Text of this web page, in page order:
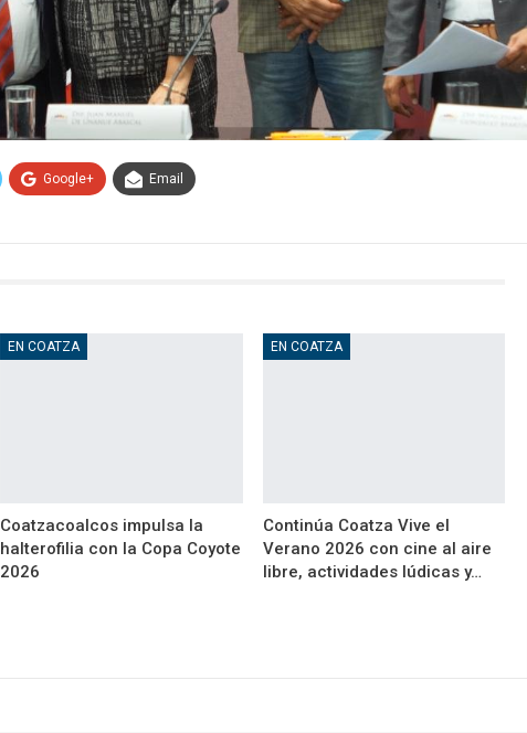
Google+ Email
EN COATZA
Coatzacoalcos impulsa la
halterofilia con la Copa Coyote
2026
EN COATZA
Continúa Coatza Vive el
Verano 2026 con cine al aire
libre, actividades lúdicas y…